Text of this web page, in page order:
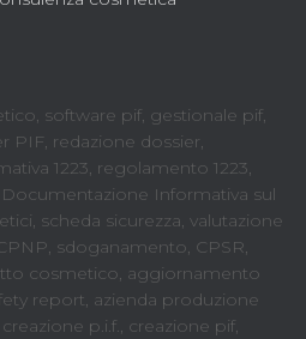
software pif, gestionale pif,
PIF, redazione dossier,
1223, regolamento 1223,
Informativa sul
scheda sicurezza, valutazione
sdoganamento, CPSR,
cosmetico, aggiornamento
report, azienda produzione
p.i.f., creazione pif,